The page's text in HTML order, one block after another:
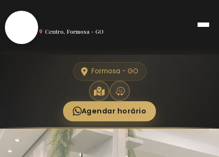
Centro, Formosa - GO
Formosa - GO
Agendar horário